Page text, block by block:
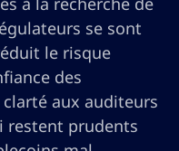
se sont
le risque
des
aux auditeurs
restent prudents